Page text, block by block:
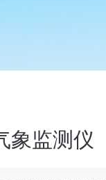
象监测仪